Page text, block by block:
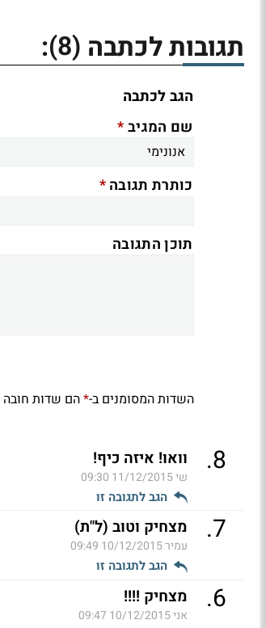
תגובות לכתבה (8)
:
הגב לכתבה
שם המגיב*
כותרת תגובה*
תוכן התגובה
השדות המסומנים ב-*הם שדות חובה
8
. וואו! איזה כיף!
שי11/12/2015 09:30
הגב לתגובה זו
7
. מצחיק וטוב (ל"ת)
עמיר10/12/2015 09:49
הגב לתגובה זו
6
. מצחיק !!!!
אני10/12/2015 09:47